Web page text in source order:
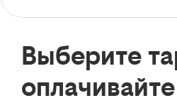
Выберите